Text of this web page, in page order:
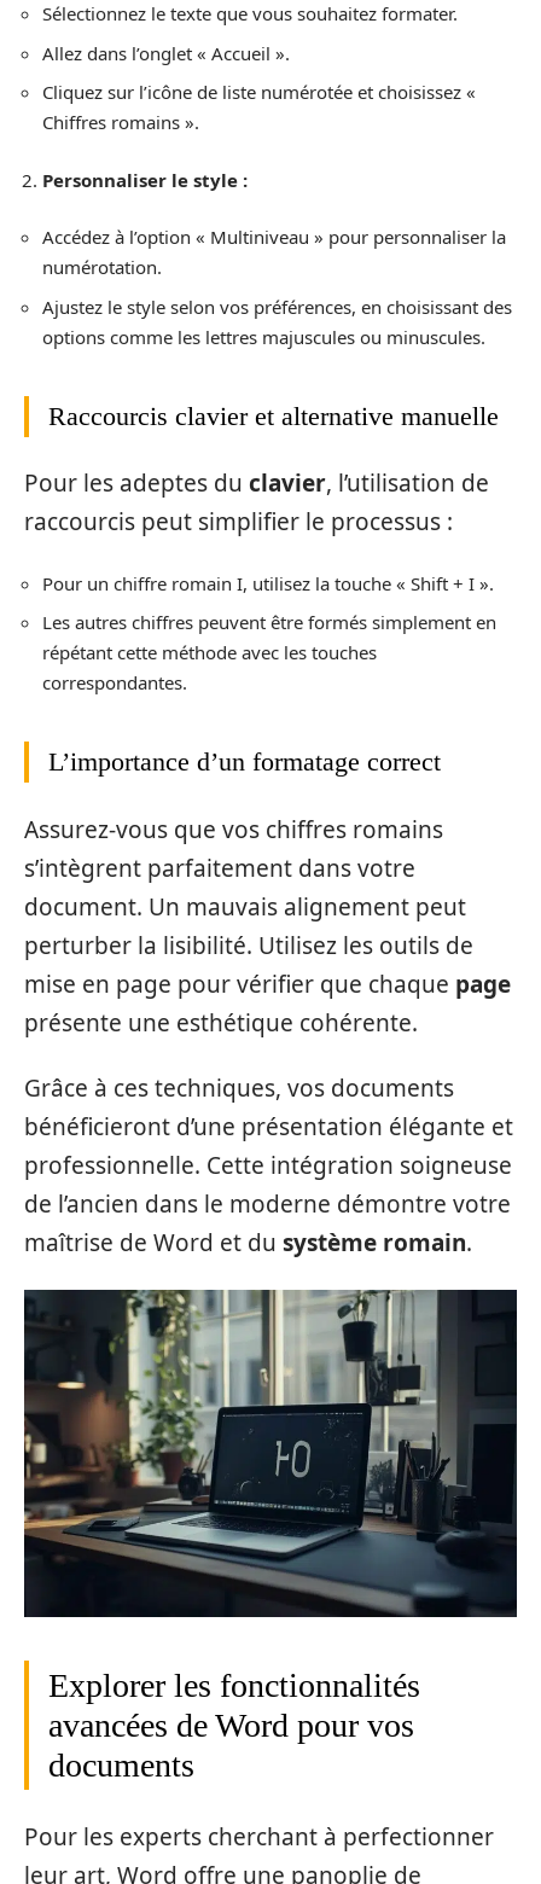
Sélectionnez le texte que vous souhaitez formater.
Allez dans l’onglet « Accueil ».
Cliquez sur l’icône de liste numérotée et choisissez «
Chiffres romains ».
Personnaliser le style :
Accédez à l’option « Multiniveau » pour personnaliser la
numérotation.
Ajustez le style selon vos préférences, en choisissant des
options comme les lettres majuscules ou minuscules.
Raccourcis clavier et alternative manuelle
Pour les adeptes du clavier, l’utilisation de
raccourcis peut simplifier le processus :
Pour un chiffre romain I, utilisez la touche « Shift + I ».
Les autres chiffres peuvent être formés simplement en
répétant cette méthode avec les touches
correspondantes.
L’importance d’un formatage correct
Assurez-vous que vos chiffres romains
s’intègrent parfaitement dans votre
document. Un mauvais alignement peut
perturber la lisibilité. Utilisez les outils de
mise en page pour vérifier que chaque page
présente une esthétique cohérente.
Grâce à ces techniques, vos documents
bénéficieront d’une présentation élégante et
professionnelle. Cette intégration soigneuse
de l’ancien dans le moderne démontre votre
maîtrise de Word et du système romain.
Explorer les fonctionnalités
avancées de Word pour vos
documents
Pour les experts cherchant à perfectionner
leur art, Word offre une panoplie de